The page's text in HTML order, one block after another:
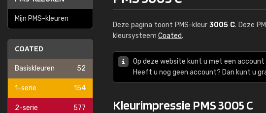
Mijn PMS-kleuren
COATED
Basiskleuren 52
1-serie 154
2-serie 577
Deze pagina toont PMS-kleur3005 C. Deze
kleursysteem Coated.
Op deze website kunt u met een
Heeft u nog geen account? Dan kunt u
Kleurimpressie PMS 3005 C